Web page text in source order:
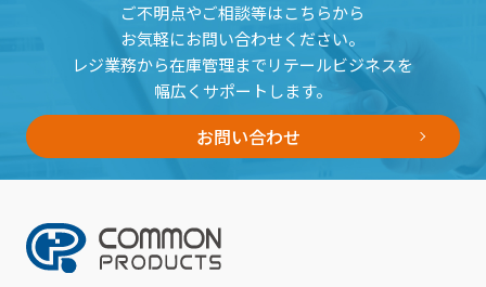
ご不明点やご相談等はこちらから
お気軽にお問い合わせください。
レジ業務から在庫管理までリテールビジネスを
幅広くサポートします。
お問い合わせ